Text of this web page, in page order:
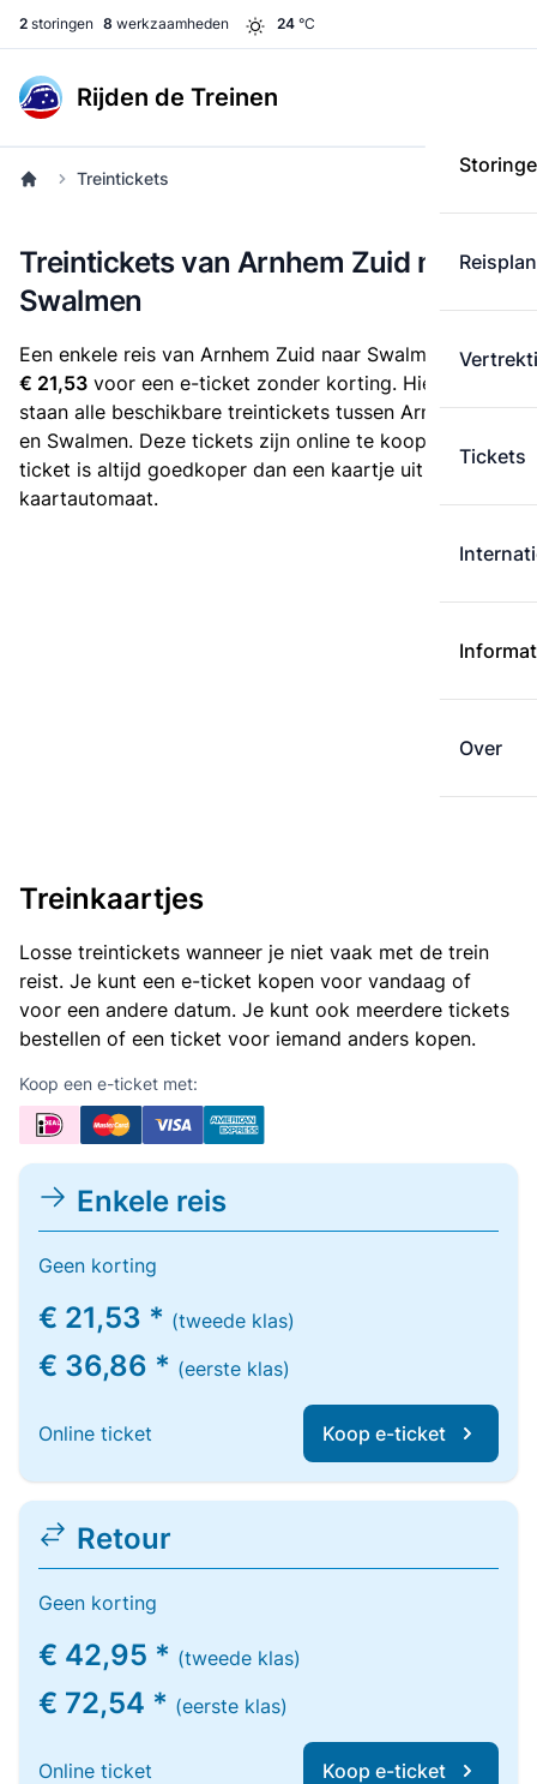
2 storingen 8 werkzaamheden 24 °C
Rijden de Treinen
Tickets
Over
Treintickets
Treintickets van Arnhem Zuid naar
Swalmen
Een enkele reis van Arnhem Zuid naar Swalmen kost
€ 21,53 voor een e-ticket zonder korting. Hieronder
staan alle beschikbare treintickets tussen Arnhem Zuid
en Swalmen. Deze tickets zijn online te koop. Een e-
ticket is altijd goedkoper dan een kaartje uit de
kaartautomaat.
Treinkaartjes
Losse treintickets wanneer je niet vaak met de trein
reist. Je kunt een e-ticket kopen voor vandaag of
voor een andere datum. Je kunt ook meerdere tickets
bestellen of een ticket voor iemand anders kopen.
Koop een e-ticket met:
Enkele reis
Geen korting
€ 21,53 * (tweede klas)
€ 36,86 * (eerste klas)
Online ticket Koop e-ticket
Retour
Geen korting
€ 42,95 * (tweede klas)
€ 72,54 * (eerste klas)
Online ticket Koop e-ticket